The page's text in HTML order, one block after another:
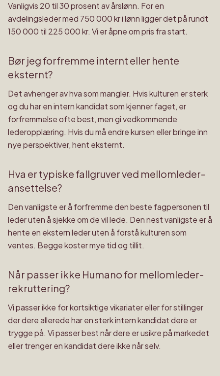
Vanligvis 20 til 30 prosent av årslønn. For en
avdelingsleder med 750 000 kr i lønn ligger det på rundt
150 000 til 225 000 kr. Vi er åpne om pris fra start.
Bør jeg forfremme internt eller hente
eksternt?
Det avhenger av hva som mangler. Hvis kulturen er sterk
og du har en intern kandidat som kjenner faget, er
forfremmelse ofte best, men gi vedkommende
lederopplæring. Hvis du må endre kursen eller bringe inn
nye perspektiver, hent eksternt.
Hva er typiske fallgruver ved mellomleder-
ansettelse?
Den vanligste er å forfremme den beste fagpersonen til
leder uten å sjekke om de vil lede. Den nest vanligste er å
hente en ekstern leder uten å forstå kulturen som
ventes. Begge koster mye tid og tillit.
Når passer ikke Humano for mellomleder-
rekruttering?
Vi passer ikke for kortsiktige vikariater eller for stillinger
der dere allerede har en sterk intern kandidat dere er
trygge på. Vi passer best når dere er usikre på markedet
eller trenger en kandidat dere ikke når selv.